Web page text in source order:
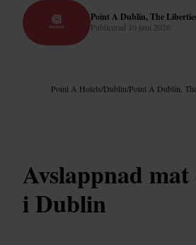
Point A Dublin, The
Publicerad 10 juni 2026
Point A Hotels/Dublin/Point A Dublin,
Avslappnad
i Dublin